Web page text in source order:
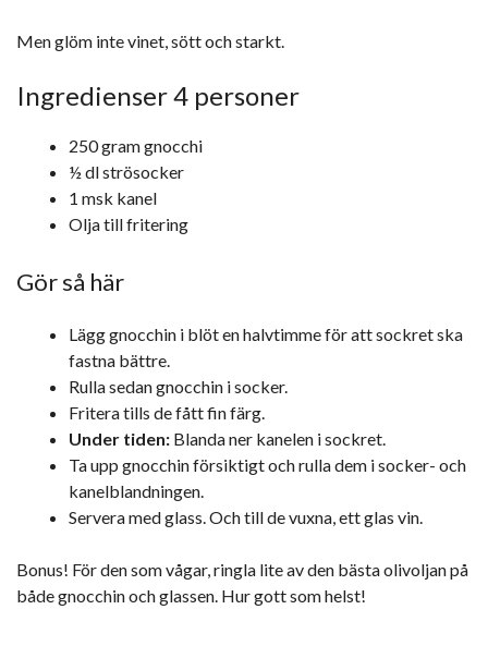
Men glöm inte vinet, sött och starkt.
Ingredienser 4 personer
250 gram gnocchi
½ dl strösocker
1 msk kanel
Olja till fritering
Gör så här
Lägg gnocchin i blöt en halvtimme för att sockret ska
fastna bättre.
Rulla sedan gnocchin i socker.
Fritera tills de fått fin färg.
Under tiden: Blanda ner kanelen i sockret.
Ta upp gnocchin försiktigt och rulla dem i socker- och
kanelblandningen.
Servera med glass. Och till de vuxna, ett glas vin.
Bonus! För den som vågar, ringla lite av den bästa olivoljan på
både gnocchin och glassen. Hur gott som helst!